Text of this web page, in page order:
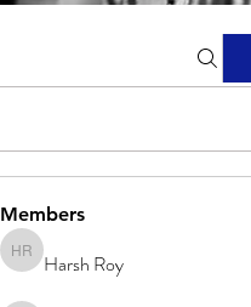
Members
Harsh Roy
Harsh Roy